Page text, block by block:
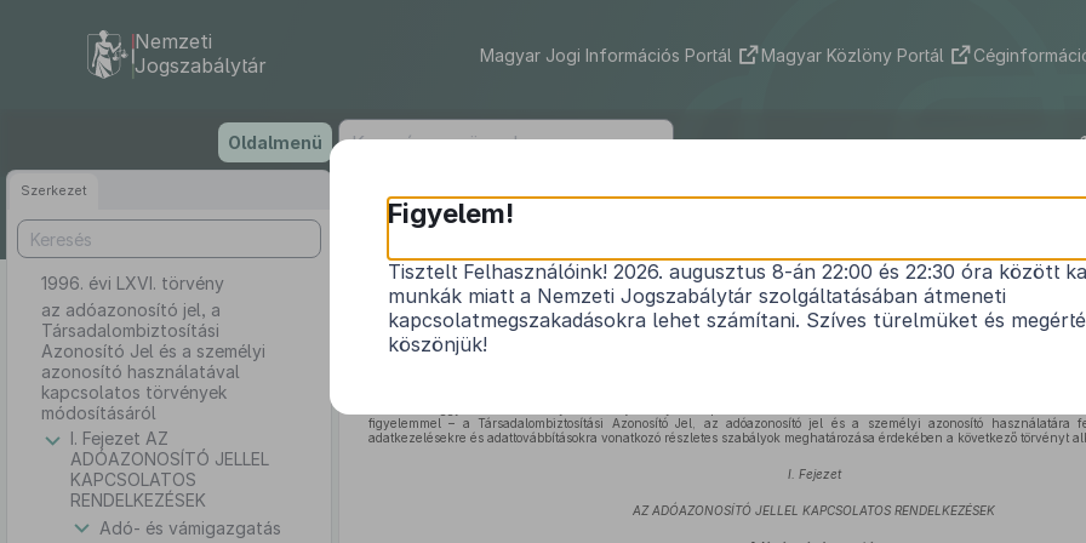
tartalomra
Nemzeti
Jogszabálytár
Magyar Jogi Információs Portál Magyar Közlöny Portál
Oldalmenü
Szerkezet
1996. évi LXVI. törvény
az adóazonosító jel, a
Társadalombiztosítási
Azonosító Jel és a személyi
azonosító használatával
kapcsolatos törvények
módosításáról
I. Fejezet AZ
ADÓAZONOSÍTÓ JELLEL
KAPCSOLATOS
RENDELKEZÉSEK
Adó- és vámigazgatás
1996. évi LXVI. törvény
az adóazonosító jel, a Társadalombiztosítási Azonosító Jel és
azonosító használatával kapcsolatos törvények
figyelemmel – a Társadalombiztosítási Azonosító Jel, az adóazonosító jel és a személyi azonosító használatára
adatkezelésekre és adattovábbításokra vonatkozó részletes szabályok meghatározása érdekében a következő törvényt
I. Fejezet
AZ ADÓAZONOSÍTÓ JELLEL KAPCSOLATOS RENDELKEZÉSEK
Figyelem!
Tisztelt Felhasználóink! 2026. augusztus 8-án 22:00 és 22:30 óra között
munkák miatt a Nemzeti Jogszabálytár szolgáltatásában átmeneti
kapcsolatmegszakadásokra lehet számítani. Szíves türelmüket és
köszönjük!